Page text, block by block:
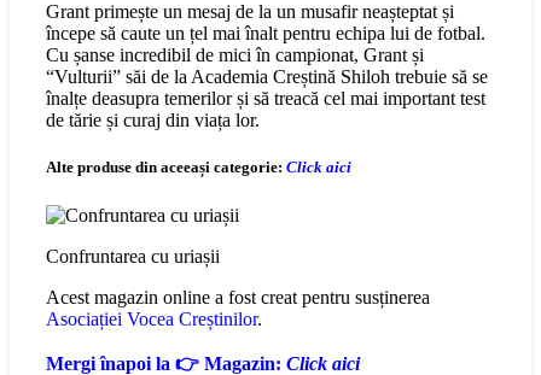
Grant primește un mesaj de la un musafir neașteptat și
începe să caute un țel mai înalt pentru echipa lui de fotbal.
Cu șanse incredibil de mici în campionat, Grant și
“Vulturii” săi de la Academia Creștină Shiloh trebuie să se
înalțe deasupra temerilor și să treacă cel mai important test
de tărie și curaj din viața lor.
Alte produse din aceeași categorie: Click aici
Confruntarea cu uriașii
Acest magazin online a fost creat pentru susținerea
Asociației Vocea Creștinilor.
Mergi înapoi la 👉 Magazin: Click aici